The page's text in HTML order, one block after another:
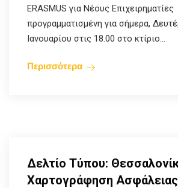
ERASMUS για Νέους Επιχειρηματίες
προγραμματισμένη για σήμερα,
Ιανουαρίου στις 18.00 στο κτίριο...
Περισσότερα
Δελτίο Τύπου:
Χαρτογράφηση